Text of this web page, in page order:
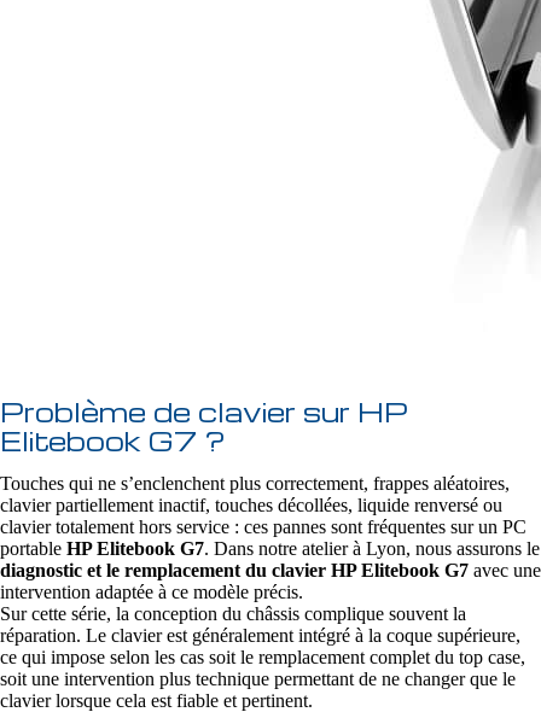
Problème de clavier sur HP
Elitebook G7 ?
Touches qui ne s’enclenchent plus correctement, frappes aléatoires,
clavier partiellement inactif, touches décollées, liquide renversé ou
clavier totalement hors service : ces pannes sont fréquentes sur un PC
portable HP Elitebook G7. Dans notre atelier à Lyon, nous assurons le
diagnostic et le remplacement du clavier HP Elitebook G7 avec une
intervention adaptée à ce modèle précis.
Sur cette série, la conception du châssis complique souvent la
réparation. Le clavier est généralement intégré à la coque supérieure,
ce qui impose selon les cas soit le remplacement complet du top case,
soit une intervention plus technique permettant de ne changer que le
clavier lorsque cela est fiable et pertinent.